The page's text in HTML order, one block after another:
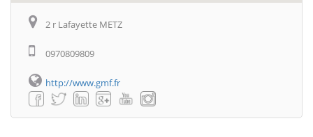
2 r Lafayette METZ
0970809809
http://www.gmf.fr